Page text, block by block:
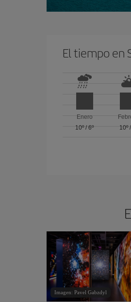
El tiempo en
Enero
10º/6º
10º/
Imagen: Pavel Gabzdyl